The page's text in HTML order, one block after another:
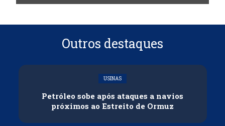
Outros destaques
USINAS
Petróleo sobe após ataques a navios
próximos ao Estreito de Ormuz